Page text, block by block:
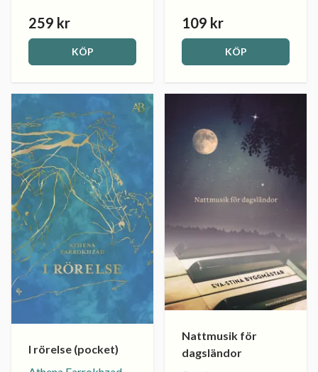
259 kr
KÖP
109 kr
KÖP
I rörelse (pocket)
Nattmusik för
dagsländor